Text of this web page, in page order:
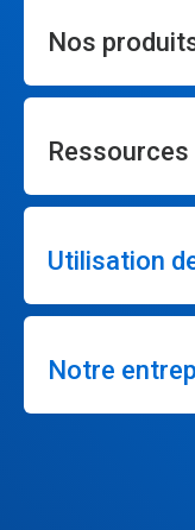
Nos
Ressources
Utilisation
Notre